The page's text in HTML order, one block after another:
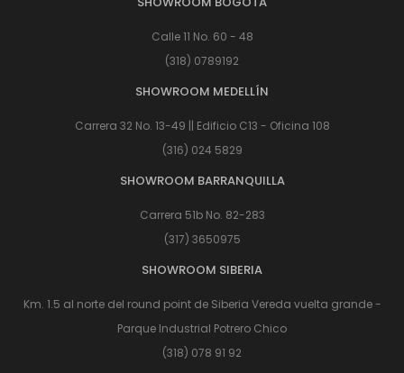
Calle 11 No. 60 - 48
(318) 0789192
SHOWROOM MEDELLÍN
Carrera 32 No. 13-49 || Edificio C13 - Oficina 108
(316) 024 5829
SHOWROOM BARRANQUILLA
Carrera 51b No. 82-283
(317) 3650975
SHOWROOM SIBERIA
Km. 1.5 al norte del round point de Siberia Vereda vuelta grande -
Parque Industrial Potrero Chico
(318) 078 91 92